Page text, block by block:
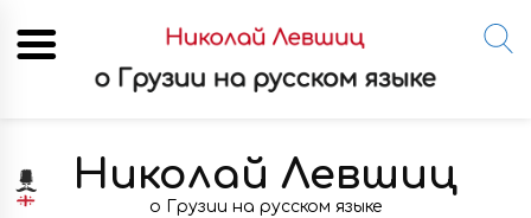
content
Николай Левшиц
о Грузии на русском языке